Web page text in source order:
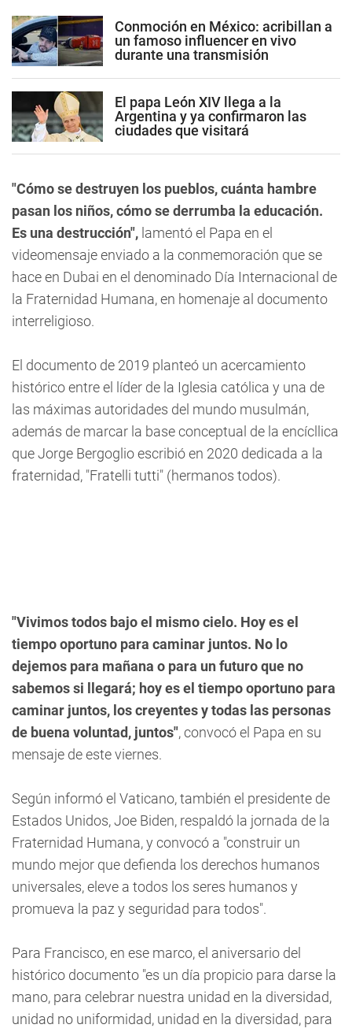
Conmoción en México: acribillan a
un famoso influencer en vivo
durante una transmisión
El papa León XIV llega a la
Argentina y ya confirmaron las
ciudades que visitará
"Cómo se destruyen los pueblos, cuánta hambre
pasan los niños, cómo se derrumba la educación.
Es una destrucción", lamentó el Papa en el
videomensaje enviado a la conmemoración que se
hace en Dubai en el denominado Día Internacional de
la Fraternidad Humana, en homenaje al documento
interreligioso.
El documento de 2019 planteó un acercamiento
histórico entre el líder de la Iglesia católica y una de
las máximas autoridades del mundo musulmán,
además de marcar la base conceptual de la encícllica
que Jorge Bergoglio escribió en 2020 dedicada a la
fraternidad, "Fratelli tutti" (hermanos todos).
"Vivimos todos bajo el mismo cielo. Hoy es el
tiempo oportuno para caminar juntos. No lo
dejemos para mañana o para un futuro que no
sabemos si llegará; hoy es el tiempo oportuno para
caminar juntos, los creyentes y todas las personas
de buena voluntad, juntos", convocó el Papa en su
mensaje de este viernes.
Según informó el Vaticano, también el presidente de
Estados Unidos, Joe Biden, respaldó la jornada de la
Fraternidad Humana, y convocó a "construir un
mundo mejor que defienda los derechos humanos
universales, eleve a todos los seres humanos y
promueva la paz y seguridad para todos".
Para Francisco, en ese marco, el aniversario del
histórico documento "es un día propicio para darse la
mano, para celebrar nuestra unidad en la diversidad,
unidad no uniformidad, unidad en la diversidad, para